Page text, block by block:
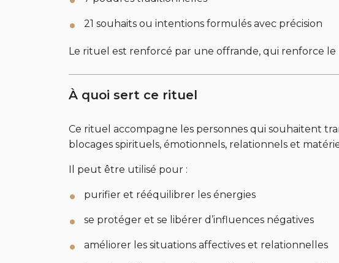
21 souhaits ou intentions formulés avec précision
Le rituel est renforcé par une offrande, qui renforce le
À quoi sert ce rituel
Ce rituel accompagne les personnes qui souhaitent
blocages spirituels, émotionnels, relationnels et
Il peut être utilisé pour :
purifier et rééquilibrer les énergies
se protéger et se libérer d’influences négatives
améliorer les situations affectives et relationnelles